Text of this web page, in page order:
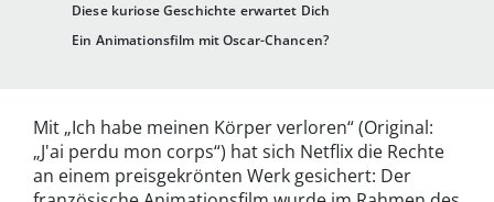
Diese kuriose Geschichte erwartet Dich
Ein Animationsfilm mit Oscar-Chancen?
Mit „Ich habe meinen Körper verloren“ (Original:
„J'ai perdu mon corps“) hat sich Netflix die Rechte
an einem preisgekrönten Werk gesichert: Der